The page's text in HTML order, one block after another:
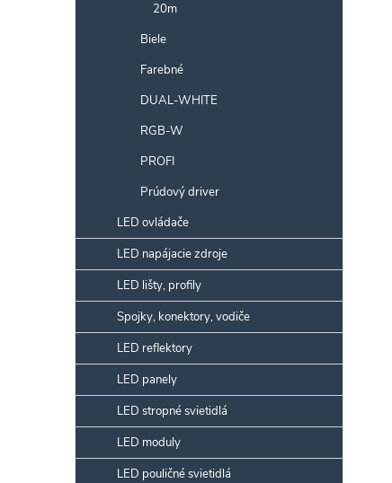
20m
Biele
Farebné
DUAL-WHITE
RGB-W
PROFI
Prúdový driver
LED ovládače
LED napájacie zdroje
LED lišty, profily
Spojky, konektory, vodiče
LED reflektory
LED panely
LED stropné svietidlá
LED moduly
LED pouličné svietidlá